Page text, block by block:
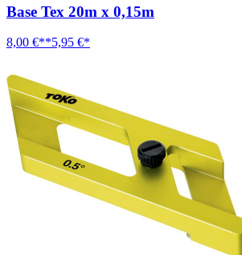
Base Tex 20m x 0,15m
8,00 €**5,95 €*